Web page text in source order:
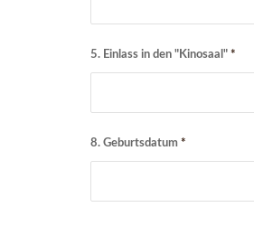
5. Einlass in den "Kinosaal" *
8. Geburtsdatum *